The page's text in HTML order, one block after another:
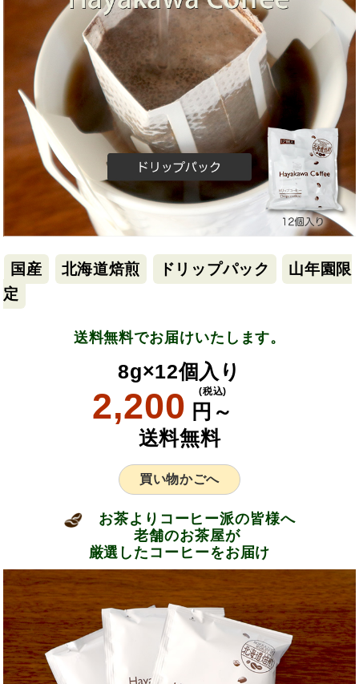
国産 北海道焙煎 ドリップパック
山年園限
定
送料無料でお届けいたします。
8g×12個入り
2,200 円～
(税込)
送料無料
買い物かごへ
お茶よりコーヒー派の皆様へ
老舗のお茶屋が
厳選したコーヒーをお届け